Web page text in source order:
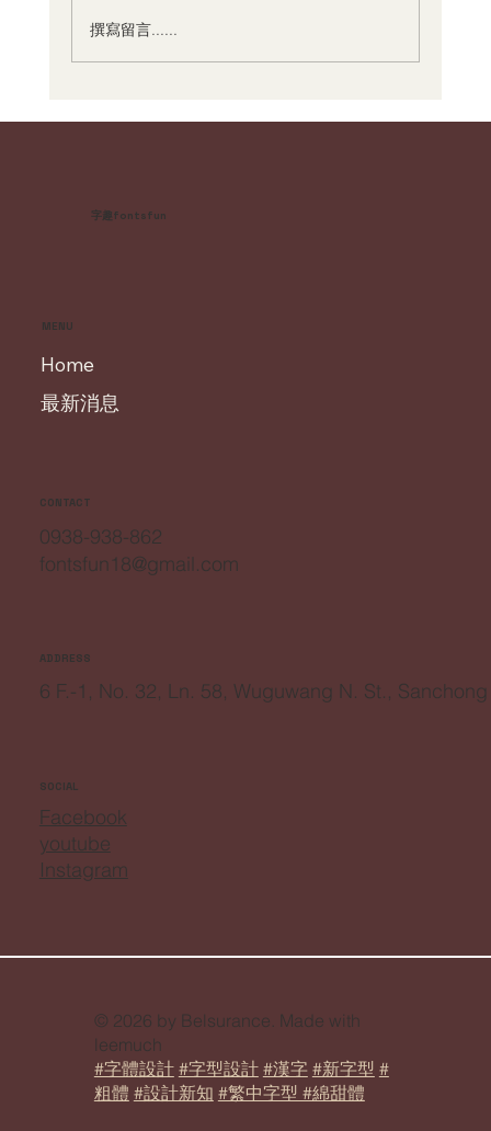
撰寫留言......
字趣fontsfun
MENU
Home
最新消息
0938-938-862
fontsfun18@gmail.com
CONTACT
ADDRESS
6 F.-1, No. 32, Ln. 58, Wuguwang N. St.,
Facebook
SOCIAL
youtube
Instagram
© 2026 by Belsurance. Made with
leemuch
#字體設計 #字型設計 #漢字 #新字型 #
粗體 #設計新知 #繁中字型 #綿甜體